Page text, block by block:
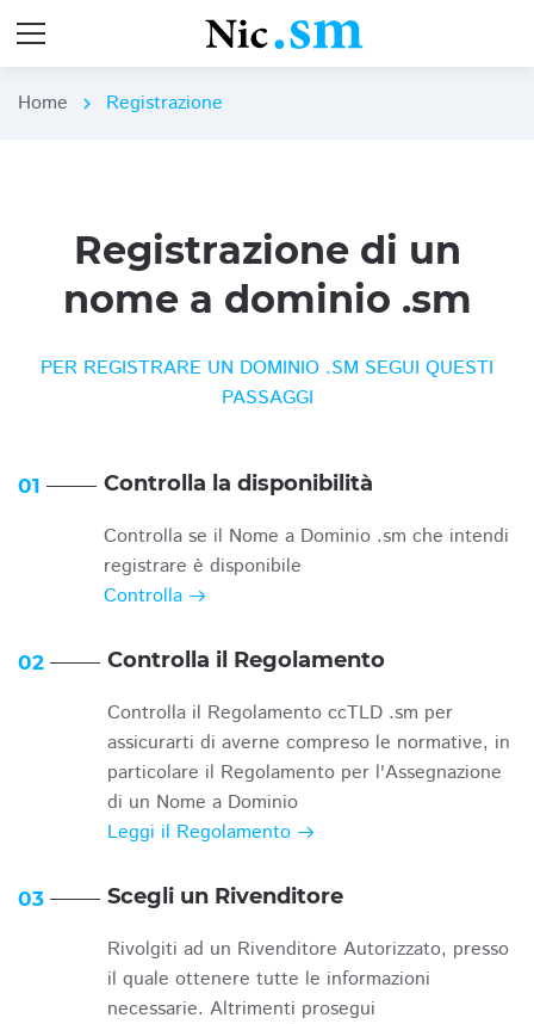
Home chevron_right Registrazione
Registrazione di un
nome a dominio .sm
PER REGISTRARE UN DOMINIO .SM SEGUI QUESTI
PASSAGGI
01 Controlla la disponibilità
Controlla se il Nome a Dominio .sm che intendi
registrare è disponibile
Controlla
02 Controlla il Regolamento
Controlla il Regolamento ccTLD .sm per
assicurarti di averne compreso le normative, in
particolare il Regolamento per l'Assegnazione
di un Nome a Dominio
Leggi il Regolamento
03 Scegli un Rivenditore
Rivolgiti ad un Rivenditore Autorizzato, presso
il quale ottenere tutte le informazioni
necessarie. Altrimenti prosegui